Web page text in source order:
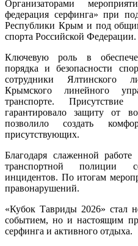
Организаторами
федерация серфинга» при
Республики Крым и под
спорта Российской Федерации.
Ключевую роль в
порядка и безопасности
сотрудники Ялтинского
Крымского линейного
транспорте. Присутствие
гарантировало защиту от
позволило создать
присутствующих.
Благодаря слаженной работе
транспортной полиции
инцидентов. По итогам
правонарушений.
«Кубок Тавриды 2026» стал
событием, но и настоящим
серфинга и активного отдыха.